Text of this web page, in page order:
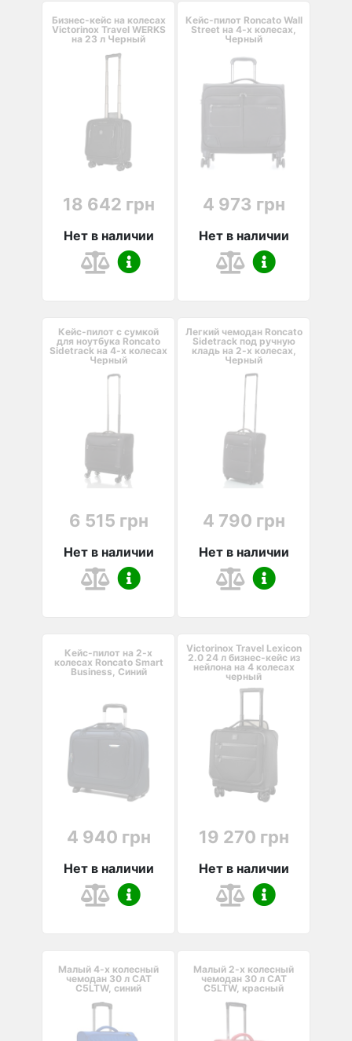
Бизнес-кейс на колесах
Victorinox Travel WERKS
на 23 л Черный
18 642 грн
Нет в наличии
Кейс-пилот Roncato Wall
Street на 4-х колесах,
Черный
4 973 грн
Нет в наличии
Кейс-пилот с сумкой
для ноутбука Roncato
Sidetrack на 4-х колесах
Черный
6 515 грн
Нет в наличии
Легкий чемодан Roncato
Sidetrack под ручную
кладь на 2-х колесах,
Черный
4 790 грн
Нет в наличии
Кейс-пилот на 2-х
колесах Roncato Smart
Business, Синий
4 940 грн
Нет в наличии
Victorinox Travel Lexicon
2.0 24 л бизнес-кейс из
нейлона на 4 колесах
черный
19 270 грн
Нет в наличии
Малый 4-х колесный
чемодан 30 л CAT
C5LTW, синий
Малый 2-х колесный
чемодан 30 л CAT
C5LTW, красный